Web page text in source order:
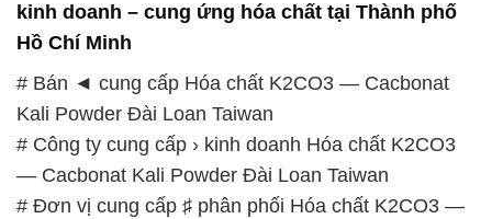
kinh doanh – cung ứng hóa chất tại Thành phố
Hồ Chí Minh
# Bán ◄ cung cấp Hóa chất K2CO3 — Cacbonat
Kali Powder Đài Loan Taiwan
# Công ty cung cấp › kinh doanh Hóa chất K2CO3
— Cacbonat Kali Powder Đài Loan Taiwan
# Đơn vị cung cấp ♯ phân phối Hóa chất K2CO3 —